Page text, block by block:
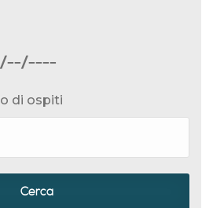
di ospiti
Cerca